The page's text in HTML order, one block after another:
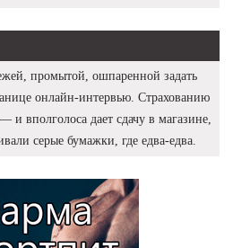
промытой, ошпаренной задать
онлайн-интервью. Страхованию
и вполголоса дает сдачу в магазине,
серые бумажки, где едва-едва.